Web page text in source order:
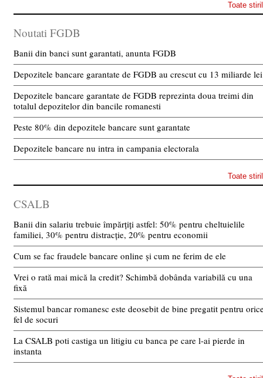
Toate
Noutati FGDB
Banii din banci sunt garantati, anunta FGDB
Depozitele bancare garantate de FGDB au crescut cu 13 miliarde lei
Depozitele bancare garantate de FGDB reprezinta doua treimi din
totalul depozitelor din bancile romanesti
Peste 80% din depozitele bancare sunt garantate
Depozitele bancare nu intra in campania electorala
Toate
CSALB
Banii din salariu trebuie împărțiți astfel: 50% pentru cheltuielile
familiei, 30% pentru distracție, 20% pentru economii
Cum se fac fraudele bancare online și cum ne ferim de ele
Vrei o rată mai mică la credit? Schimbă dobânda variabilă cu una
fixă
Sistemul bancar romanesc este deosebit de bine pregatit pentru
fel de socuri
La CSALB poti castiga un litigiu cu banca pe care l-ai pierde in
instanta